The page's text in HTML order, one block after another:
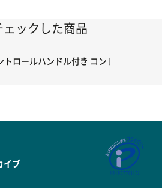
ェックした商品
トロールハンドル付き コントローラー
イブ